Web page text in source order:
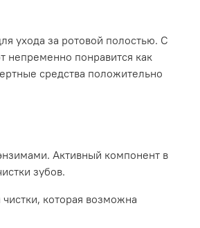
ухода за ротовой полостью. С
непременно понравится как
средства положительно
Активный компонент в
зубов.
которая возможна